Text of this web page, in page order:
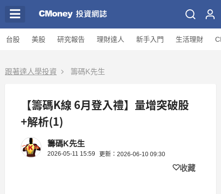
台股 美股 研究報告 理財達人 新手入門 生活理財
跟著達人學投資 籌碼K先生
【籌碼K線 6月登入禮】量增突破股
+解析(1)
籌碼K先生
2026-05-11 15:59 更新：2026-06-10 09:30
收藏